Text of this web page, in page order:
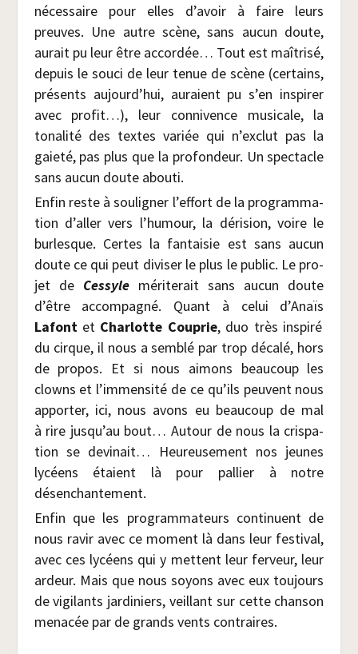
néces­saire pour elles d’avoir à faire leurs
preuves. Une autre scène, sans aucun doute,
aurait pu leur être accor­dée… Tout est maî­tri­sé,
depuis le sou­ci de leur tenue de scène (cer­tains,
pré­sents aujourd’hui, auraient pu s’en ins­pi­rer
avec pro­fit…), leur conni­vence musi­cale, la
tona­li­té des textes variée qui n’exclut pas la
gaie­té, pas plus que la pro­fon­deur. Un spec­tacle
sans aucun doute abouti.
Enfin reste à sou­li­gner l’effort de la pro­gram­ma­
tion d’aller vers l’humour, la déri­sion, voire le
bur­lesque. Certes la fan­tai­sie est sans aucun
doute ce qui peut divi­ser le plus le public. Le pro­
jet de Ces­syle méri­te­rait sans aucun doute
d’être accom­pa­gné. Quant à celui d’Anaïs
Lafont etChar­lotte Cou­prie, duo très ins­pi­ré
du cirque, il nous a sem­blé par trop déca­lé, hors
de pro­pos. Et si nous aimons beau­coup les
clowns et l’immensité de ce qu’ils peuvent nous
appor­ter, ici, nous avons eu beau­coup de mal
à rire jusqu’au bout… Autour de nous la cris­pa­
tion se devi­nait… Heu­reu­se­ment nos jeunes
lycéens étaient là pour pal­lier à notre
désenchantement.
Enfin que les pro­gram­ma­teurs conti­nuent de
nous ravir avec ce moment là dans leur fes­ti­val,
avec ces lycéens qui y mettent leur fer­veur, leur
ardeur. Mais que nous soyons avec eux tou­jours
de vigi­lants jar­di­niers, veillant sur cette chan­son
mena­cée par de grands vents contraires.